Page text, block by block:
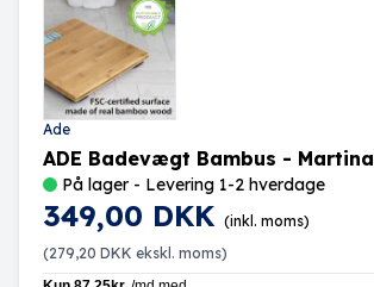
Ade
ADE Badevægt Bambus - Martina
På lager - Levering 1-2 hverdage
349,00 DKK (inkl. moms)
(279,20 DKK ekskl. moms)